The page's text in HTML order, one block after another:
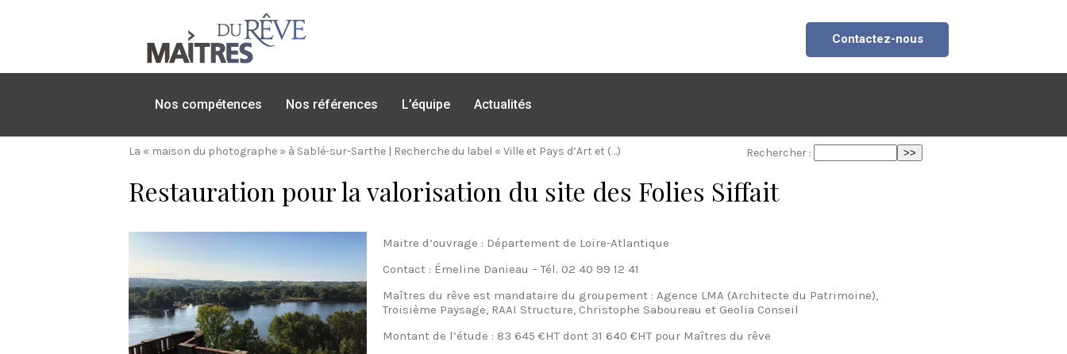
Contactez-nous
Nos compétences Nos références L’équipe Actualités
La « maison du photographe » à Sablé-sur-Sarthe | Recherche du label « Ville et Pays d’Art et (…) Rechercher :
Restauration pour la valorisation du site des Folies Siffait
Maitre d’ouvrage : Département de Loire-Atlantique
Contact : Émeline Danieau – Tél. 02 40 99 12 41
Maîtres du rêve est mandataire du groupement : Agence LMA (Architecte du Patrimoine),
Troisième Paysage, RAAI Structure, Christophe Saboureau et Geolia Conseil
Montant de l’étude : 83 645 €HT dont 31 640 €HT pour Maîtres du rêve